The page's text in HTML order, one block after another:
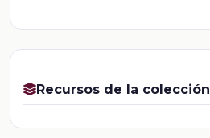
Recursos de la colección